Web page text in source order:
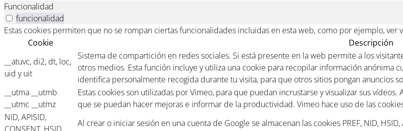
Funcionalidad
funcionalidad
Estas cookies permiten que no se rompan ciertas funcionalidades incluidas en esta web, como por ejemplo,
Cookie
Descripción
__atuvc, di2, dt, loc,
uid y uit
Sistema de compartición en redes sociales. Si está presente en la web permite a los
otros medios. Esta función incluye y utiliza una cookie para recopilar información anónima
identifica personalmente recogida durante tu visita, para que otros sitios pongan anuncios
__utma __utmb
__utmc __utmz
Estas cookies son utilizadas por Vimeo, para que puedan incrustarse y visualizar sus
que se puedan hacer mejoras e informar de la productividad. Vimeo hace uso de las
NID, APISID,
Al crear o iniciar sesión en una cuenta de Google se almacenan las cookies PREF, NID, HSID,